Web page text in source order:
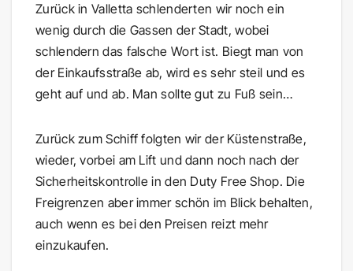
Zurück in Valletta schlenderten wir noch ein
wenig durch die Gassen der Stadt, wobei
schlendern das falsche Wort ist. Biegt man von
der Einkaufsstraße ab, wird es sehr steil und es
geht auf und ab. Man sollte gut zu Fuß sein…
Zurück zum Schiff folgten wir der Küstenstraße,
wieder, vorbei am Lift und dann noch nach der
Sicherheitskontrolle in den Duty Free Shop. Die
Freigrenzen aber immer schön im Blick behalten,
auch wenn es bei den Preisen reizt mehr
einzukaufen.